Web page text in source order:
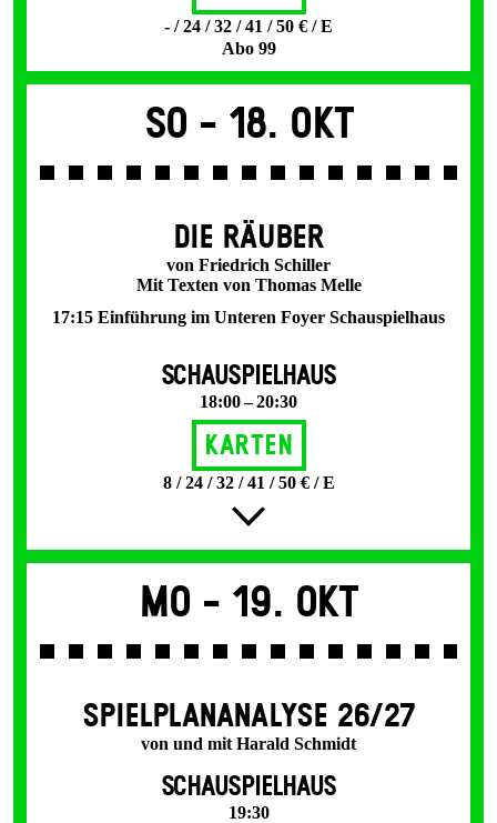
- / 24 / 32 / 41 / 50 € / E
Abo 99
So - 18. Okt
DIE RÄUBER
von Friedrich Schiller
Mit Texten von Thomas Melle
17:15 Einführung im Unteren Foyer Schauspielhaus
SCHAUSPIELHAUS
18:00 – 20:30
Karten
8 / 24 / 32 / 41 / 50 € / E
Mo - 19. Okt
SPIEL­PLAN­ANALYSE 26/27
von und mit Harald Schmidt
SCHAUSPIELHAUS
19:30